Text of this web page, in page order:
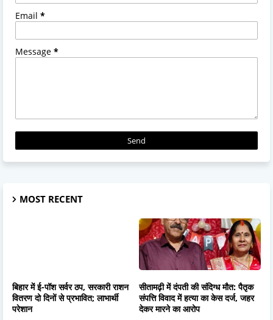
Email *
Message *
MOST RECENT
बिहार में ई-पॉश सर्वर ठप, सरकारी राशन
वितरण दो दिनों से प्रभावित; लाभार्थी
परेशान
सीतामढ़ी में दंपती की संदिग्ध मौत: पैतृक
संपत्ति विवाद में हत्या का केस दर्ज, जहर
देकर मारने का आरोप